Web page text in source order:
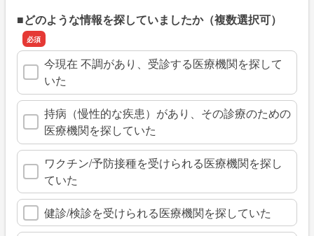
■どのような情報を探していましたか（複数選択可）
今現在 不調があり、受診する医療機関を探して
いた
持病（慢性的な疾患）があり、その診療のための
医療機関を探していた
ワクチン/予防接種を受けられる医療機関を探し
ていた
健診/検診を受けられる医療機関を探していた